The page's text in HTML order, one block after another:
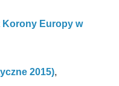
Korony Europy w
2015),